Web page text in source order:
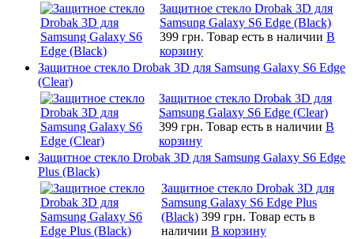
Защитное стекло Drobak 3D для
Samsung Galaxy S6 Edge (Black)
399 грн. Товар есть в наличии В
корзину
Защитное стекло Drobak 3D для Samsung Galaxy S6 Edge
(Clear)
Защитное стекло Drobak 3D для
Samsung Galaxy S6 Edge (Clear)
399 грн. Товар есть в наличии В
корзину
Защитное стекло Drobak 3D для Samsung Galaxy S6 Edge
Plus (Black)
Защитное стекло Drobak 3D для
Samsung Galaxy S6 Edge Plus
(Black) 399 грн. Товар есть в
наличии В корзину